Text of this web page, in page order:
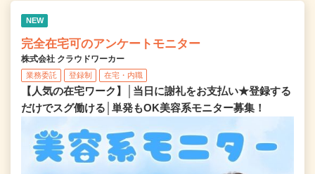
NEW
完全在宅可のアンケートモニター
株式会社 クラウドワーカー
業務委託 登録制 在宅・内職
【人気の在宅ワーク】│当日に謝礼をお支払い★登録する
だけでスグ働ける│単発もOK美容系モニター募集！